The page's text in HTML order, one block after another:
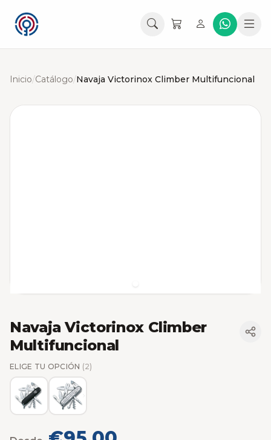
Inicio/Catálogo/Navaja Victorinox Climber Multifuncional
Navaja Victorinox Climber
Multifuncional
ELIGE TU OPCIÓN (2)